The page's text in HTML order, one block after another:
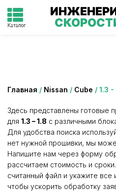
Каталог
Главная / Nissan / Cube / 1.3 -
Здесь представлены готовые
для 1.3 – 1.8 с различными
Для удобства поиска
нет нужной прошивки, мы
Напишите нам через форму
рассчитаем стоимость и
считанный файл и укажите
чтобы ускорить обработку